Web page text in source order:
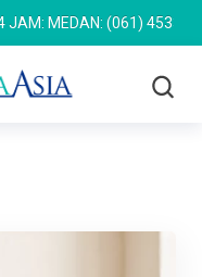
MEDAN: (061) 4533 636